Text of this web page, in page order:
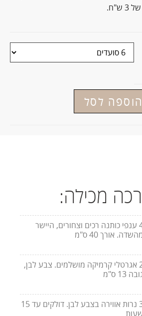
הוספה לסל
מכילה:
4 ענפי כותנה רכים וצחורים, היישר
אורך 40 ס"מ
2 אגרטלי קרמיקה מושלמים. צבע לבן,
13 ס"מ
3 נרות אווירה בצבע לבן. דולקים עד 15